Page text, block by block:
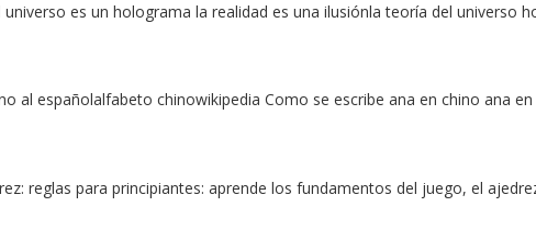
es un holograma la realidad es una ilusiónla teoría del universo
al españolalfabeto chinowikipedia Como se escribe ana en chino ana
reglas para principiantes: aprende los fundamentos del juego, el